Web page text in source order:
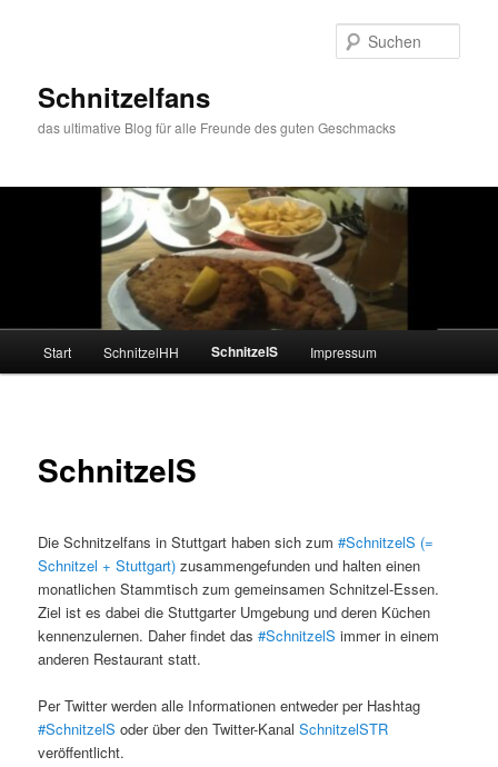
Schnitzelfans
das ultimative Blog für alle Freunde des guten Geschmacks
Start SchnitzelHH SchnitzelS Impressum
SchnitzelS
Die Schnitzelfans in Stuttgart haben sich zum#SchnitzelS (=
Schnitzel + Stuttgart) zusammengefunden und halten einen
monatlichen Stammtisch zum gemeinsamen Schnitzel-Essen.
Ziel ist es dabei die Stuttgarter Umgebung und deren Küchen
kennenzulernen. Daher findet das#SchnitzelS immer in einem
anderen Restaurant statt.
Per Twitter werden alle Informationen entweder per Hashtag
#SchnitzelS oder über den Twitter-KanalSchnitzelSTR
veröffentlicht.